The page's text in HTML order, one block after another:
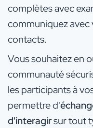
complètes avec
communiquez avec
contacts.
Vous souhaitez en
communauté
les participants à
permettre d'
d'interagirsur tout